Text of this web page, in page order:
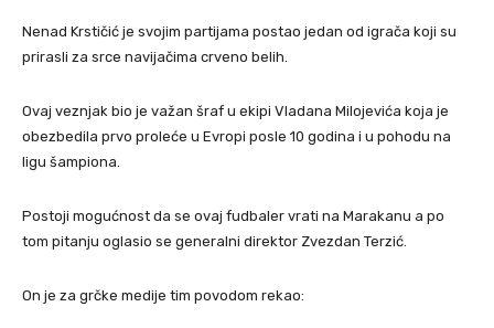
Nenad Krstičić je svojim partijama postao jedan od igrača koji su
prirasli za srce navijačima crveno belih.
Ovaj veznjak bio je važan šraf u ekipi Vladana Milojevića koja je
obezbedila prvo proleće u Evropi posle 10 godina i u pohodu na
ligu šampiona.
Postoji mogućnost da se ovaj fudbaler vrati na Marakanu a po
tom pitanju oglasio se generalni direktor Zvezdan Terzić.
On je za grčke medije tim povodom rekao: